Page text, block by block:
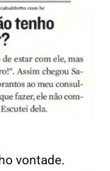
vontade.